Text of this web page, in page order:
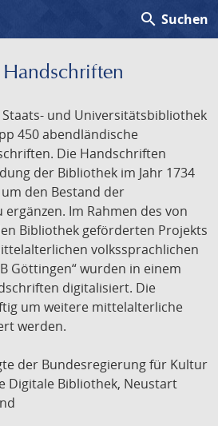
search Suchen
und Universitätsbibliothek
450 abendländische
Die Handschriften
der Bibliothek im Jahr 1734
den Bestand der
Im Rahmen des von
Bibliothek geförderten Projekts
volkssprachlichen
Göttingen“ wurden in einem
digitalisiert. Die
um weitere mittelalterliche
werden.
der Bundesregierung für Kultur
Digitale Bibliothek, Neustart